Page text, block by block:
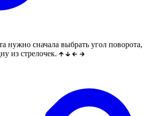
нужно сначала выбрать угол поворота,
из стрелочек. 🡱 🡳 🡰 🡲